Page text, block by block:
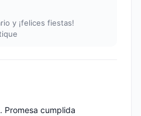
y ¡felices fiestas!
Promesa cumplida